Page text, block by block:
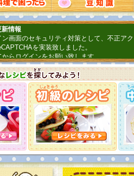
情報
ン画面のセキュリティ対策として、不正アク
を実装致しました。
らログインをお願い致します。
新情報
シェフが簡単レシピを紹介するよ！こちら
情報
弾！お母さん、お父さんへ日頃の感謝をこめ
は終了致しました。たくさんの投稿、ありが
次回企画もお楽しみに！